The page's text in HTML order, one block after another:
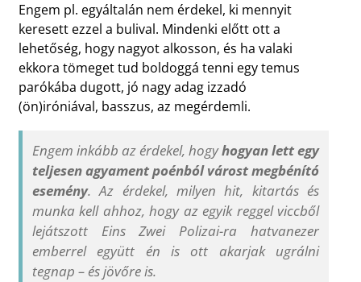
Engem pl. egyáltalán nem érdekel, ki mennyit
keresett ezzel a bulival. Mindenki előtt ott a
lehetőség, hogy nagyot alkosson, és ha valaki
ekkora tömeget tud boldoggá tenni egy temus
parókába dugott, jó nagy adag izzadó
(ön)iróniával, basszus, az megérdemli.
Engem inkább az érdekel, hogyhogyan lett egy
teljesen agyament poénból várost megbénító
esemény. Az érdekel, milyen hit, kitartás és
munka kell ahhoz, hogy az egyik reggel viccből
lejátszott Eins Zwei Polizai-ra hatvanezer
emberrel együtt én is ott akarjak ugrálni
tegnap – és jövőre is.